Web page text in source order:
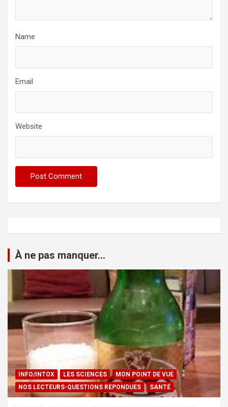
Name
Email
Website
À ne pas manquer...
INFO/INTOX LES SCIENCES
MON POINT DE VUE
NOS LECTEURS-QUESTIONS REPONDUES
SANTÉ